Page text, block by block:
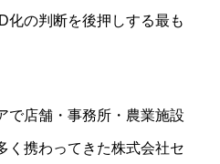
化の判断を後押しする最も
で店舗・事務所・農業施設
く携わってきた株式会社セ